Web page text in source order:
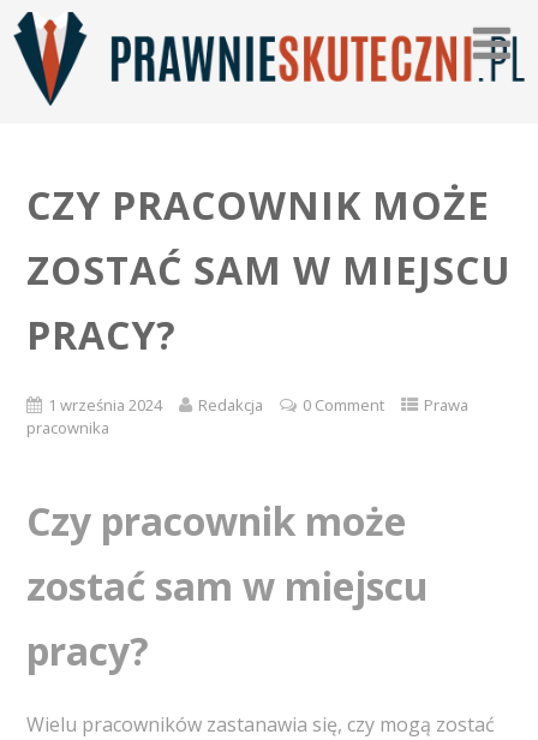
CZY PRACOWNIK MOŻE
ZOSTAĆ SAM W MIEJSCU
PRACY?
1 września 2024 Redakcja 0 Comment
Prawa
pracownika
Czy pracownik może
zostać sam w miejscu
pracy?
Wielu pracowników zastanawia się, czy mogą zostać